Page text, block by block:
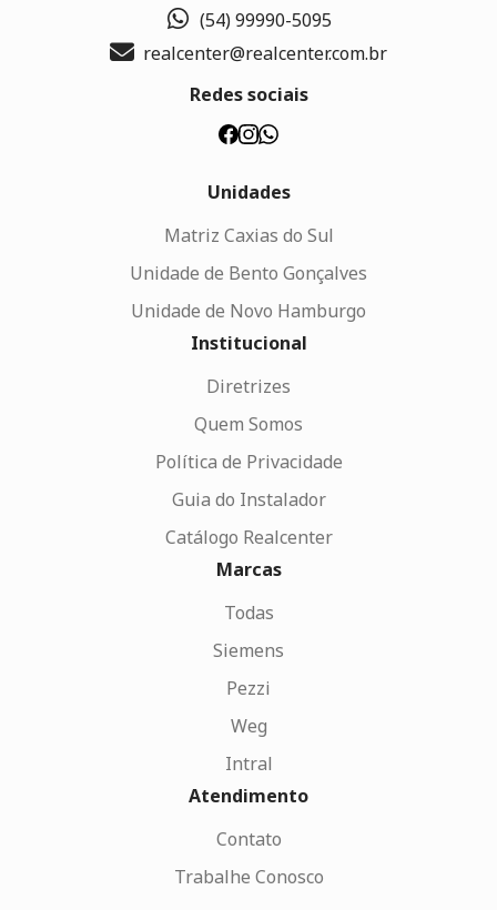
(54) 99990-5095
realcenter@realcenter.com.br
Redes sociais
Unidades
Matriz Caxias do Sul
Unidade de Bento Gonçalves
Unidade de Novo Hamburgo
Institucional
Diretrizes
Quem Somos
Política de Privacidade
Guia do Instalador
Catálogo Realcenter
Marcas
Todas
Siemens
Pezzi
Weg
Intral
Atendimento
Contato
Trabalhe Conosco